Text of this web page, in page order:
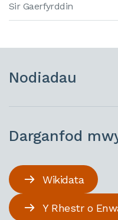
Sir Gaerfyrddin
Nodiadau
Darganfod
Wikidata
Y Rhestr o